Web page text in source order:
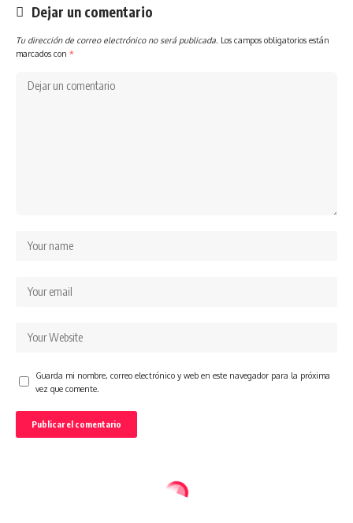
Dejar un comentario
Tu dirección de correo electrónico no será publicada. Los campos obligatorios están
marcados con *
Guarda mi nombre, correo electrónico y web en este navegador para la próxima
vez que comente.